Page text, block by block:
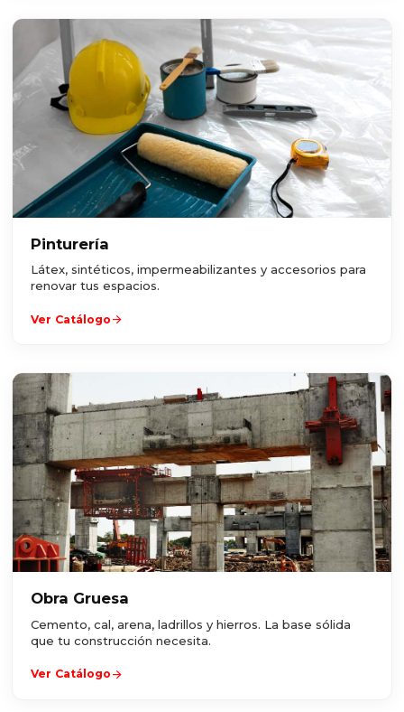
Pinturería
Látex, sintéticos, impermeabilizantes y accesorios para
renovar tus espacios.
Ver Catálogo arrow_forward
Obra Gruesa
Cemento, cal, arena, ladrillos y hierros. La base sólida
que tu construcción necesita.
Ver Catálogo arrow_forward